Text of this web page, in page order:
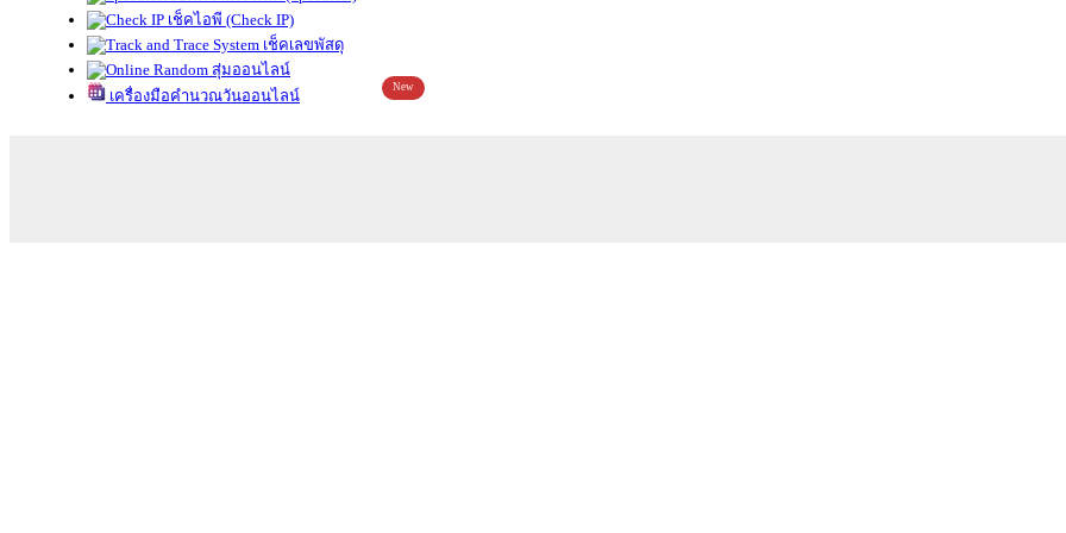
เช็คไอพี (Check IP)
เช็คเลขพัสดุ
สุ่มออนไลน์
เครื่องมือคำนวณวันออนไลน์
New